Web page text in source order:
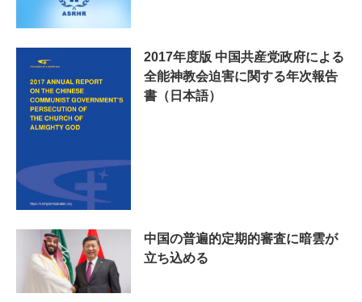
2017年度版 中国共産党政府による
全能神教会迫害に関する年次報告
書（日本語）
中国の普遍的定期的審査に暗雲が
立ち込める